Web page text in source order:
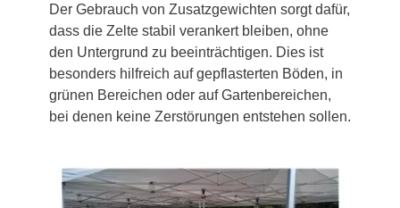
Der Gebrauch von Zusatzgewichten sorgt dafür,
dass die Zelte stabil verankert bleiben, ohne
den Untergrund zu beeinträchtigen. Dies ist
besonders hilfreich auf gepflasterten Böden, in
grünen Bereichen oder auf Gartenbereichen,
bei denen keine Zerstörungen entstehen sollen.